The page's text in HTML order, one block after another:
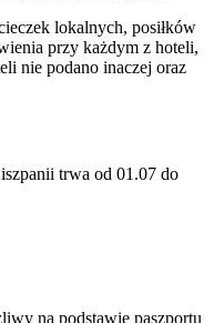
lokalnych, posiłków
przy każdym z hoteli,
nie podano inaczej oraz
trwa od 01.07 do
na podstawie paszportu